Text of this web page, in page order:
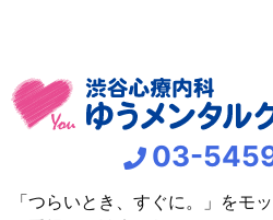
03-
「つらいとき、すぐに。」をモ